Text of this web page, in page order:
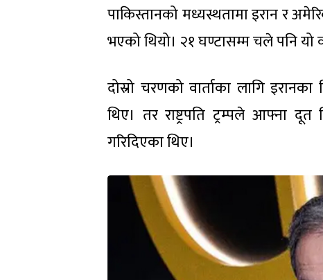
पाकिस्तानको मध्यस्थतामा इरान र
भएको थियो। २१ घण्टासम्म चले पनि यो
दोस्रो चरणको वार्ताका लागि
थिए। तर राष्ट्रपति ट्रम्पले आफ्ना
गरिदिएका थिए।